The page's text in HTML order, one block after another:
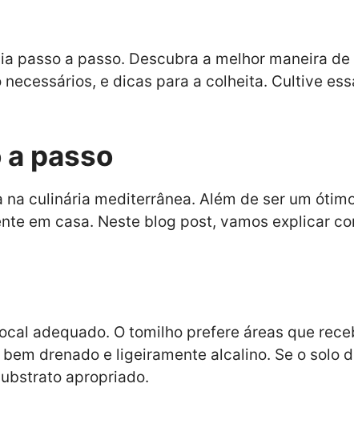
passo a passo. Descubra a melhor maneira
e dicas para a colheita. Cultive
passo
culinária mediterrânea. Além de ser um
em casa. Neste blog post, vamos explicar
adequado. O tomilho prefere áreas que
drenado e ligeiramente alcalino. Se o solo
apropriado.